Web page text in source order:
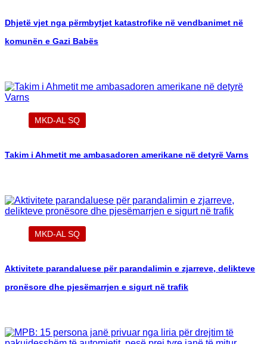
Dhjetë vjet nga përmbytjet katastrofike në vendbanimet në
komunën e Gazi Babës
MKD-AL SQ
Takim i Ahmetit me ambasadoren amerikane në detyrë Varns
MKD-AL SQ
Aktivitete parandaluese për parandalimin e zjarreve, delikteve
pronësore dhe pjesëmarrjen e sigurt në trafik